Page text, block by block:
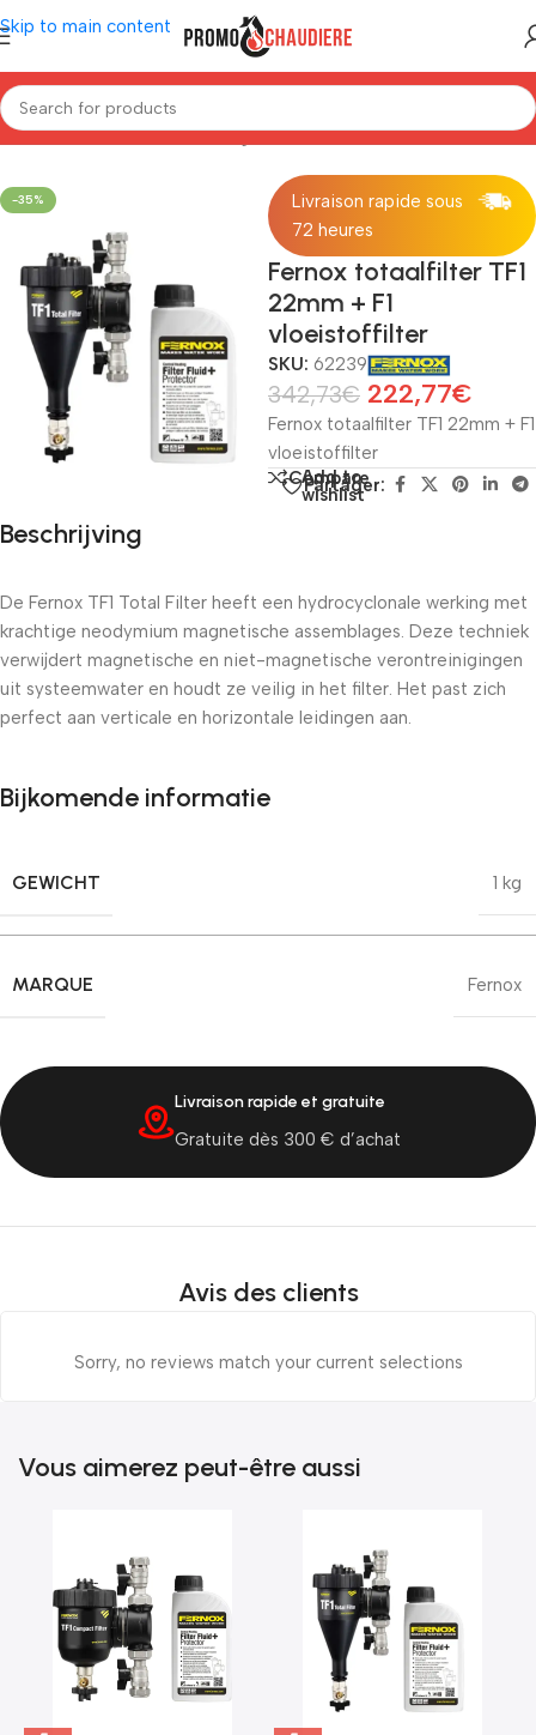
Skip to main content
Home/Installatiemateriaal/Magnetisch filter
-35%
Livraison rapide sous
72 heures
Fernox totaalfilter TF1
22mm + F1
vloeistoffilter
SKU: 62239
342,73€ 222,77€
Fernox totaalfilter TF1 22mm + F1
vloeistoffilter
Compare
Add to
wishlist
Partager:
Beschrijving
De Fernox TF1 Total Filter heeft een hydrocyclonale werking met
krachtige neodymium magnetische assemblages. Deze techniek
verwijdert magnetische en niet-magnetische verontreinigingen
uit systeemwater en houdt ze veilig in het filter. Het past zich
perfect aan verticale en horizontale leidingen aan.
Bijkomende informatie
GEWICHT 1 kg
MARQUE Fernox
Livraison rapide sous 72h
France & Belgique
Avis des clients
Sorry, no reviews match your current selections
Vous aimerez peut-être aussi